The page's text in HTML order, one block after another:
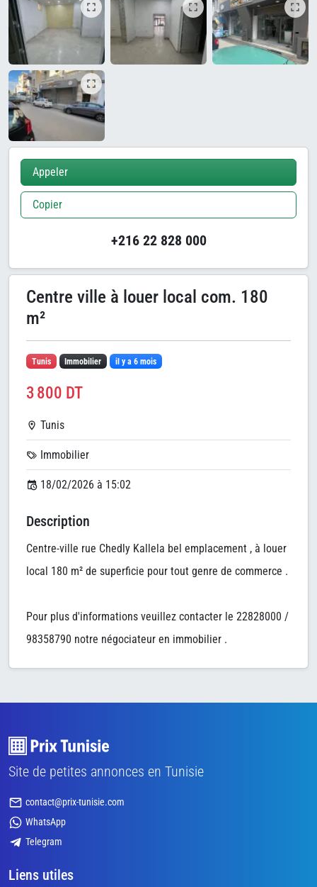
Appeler
Copier
+216 22 828 000
Centre ville à louer local com. 180
m²
Tunis Immobilier il y a 6 mois
3 800 DT
Tunis
Immobilier
18/02/2026 à 15:02
Description
Centre-ville rue Chedly Kallela bel emplacement , à louer
local 180 m² de superficie pour tout genre de commerce .
Pour plus d'informations veuillez contacter le 22828000 /
98358790 notre négociateur en immobilier .
Site de petites annonces en Tunisie
contact@prix-tunisie.com
WhatsApp
Telegram
Liens utiles